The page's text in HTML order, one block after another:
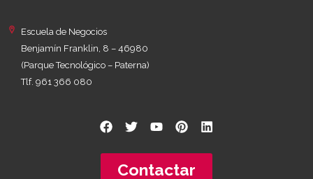
Escuela de Negocios
Benjamín Franklin, 8 – 46980
(Parque Tecnológico – Paterna)
Tlf. 961 366 080
Contactar